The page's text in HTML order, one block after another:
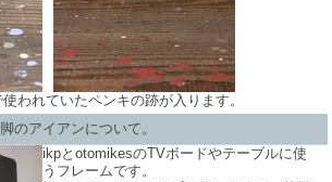
われていたペンキの跡が入ります。
のアイアンについて。
ikpとotomikesのTVボードやテーブルに使
うフレームです。